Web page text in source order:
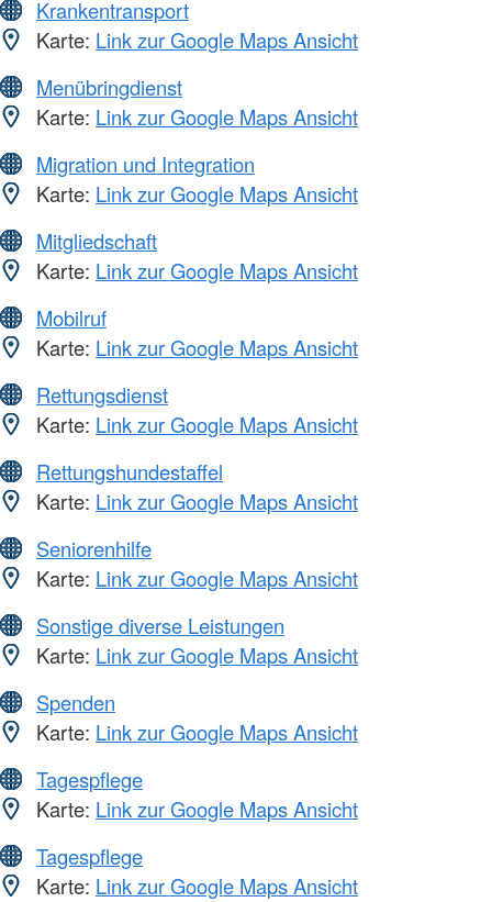
Krankentransport
Karte: Link zur Google Maps Ansicht
Menübringdienst
Karte: Link zur Google Maps Ansicht
Migration und Integration
Karte: Link zur Google Maps Ansicht
Mitgliedschaft
Karte: Link zur Google Maps Ansicht
Mobilruf
Karte: Link zur Google Maps Ansicht
Rettungsdienst
Karte: Link zur Google Maps Ansicht
Rettungshundestaffel
Karte: Link zur Google Maps Ansicht
Seniorenhilfe
Karte: Link zur Google Maps Ansicht
Sonstige diverse Leistungen
Karte: Link zur Google Maps Ansicht
Spenden
Karte: Link zur Google Maps Ansicht
Tagespflege
Karte: Link zur Google Maps Ansicht
Tagespflege
Karte: Link zur Google Maps Ansicht